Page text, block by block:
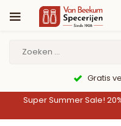
Gratis
Super Summer Sale!